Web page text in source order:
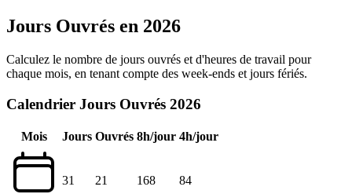
Jours Ouvrés en 2026
Calculez le nombre de jours ouvrés et d'heures de travail pour
chaque mois, en tenant compte des week-ends et jours fériés.
Calendrier Jours Ouvrés 2026
Mois Jours Ouvrés 8h/jour 4h/jour
31 21 168 84